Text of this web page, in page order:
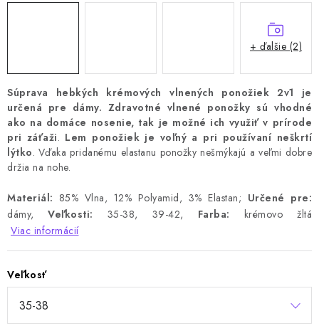
Súprava hebkých krémových vlnených ponožiek 2v1 je
určená pre dámy. Zdravotné vlnené ponožky sú vhodné
ako na domáce nosenie, tak je možné ich využiť v prírode
pri záťaži. Lem ponožiek je voľný a pri používaní neškrtí
lýtko. Vďaka pridanému elastanu ponožky nešmýkajú a veľmi dobre
držia na nohe.
Materiál: 85% Vlna, 12% Polyamid, 3% Elastan; Určené pre:
dámy,Veľkosti: 35-38, 39-42, Farba: krémovo žltá
Viac informácií
Veľkosť
+ ďalšie (2)